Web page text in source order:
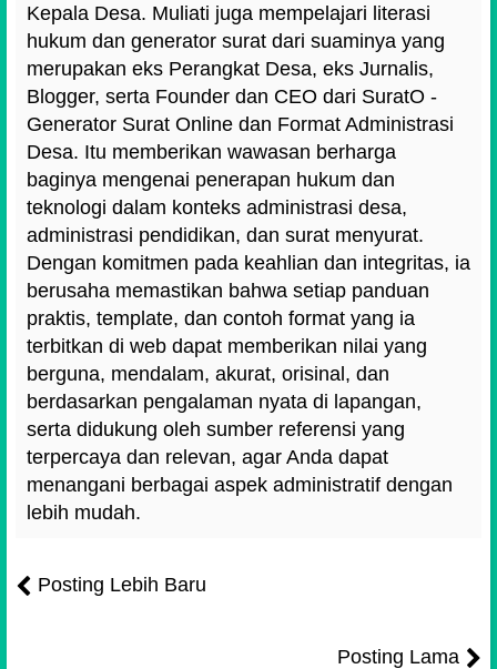
Kepala Desa. Muliati juga mempelajari literasi
hukum dan generator surat dari suaminya yang
merupakan eks Perangkat Desa, eks Jurnalis,
Blogger, serta Founder dan CEO dari SuratO -
Generator Surat Online dan Format Administrasi
Desa. Itu memberikan wawasan berharga
baginya mengenai penerapan hukum dan
teknologi dalam konteks administrasi desa,
administrasi pendidikan, dan surat menyurat.
Dengan komitmen pada keahlian dan integritas, ia
berusaha memastikan bahwa setiap panduan
praktis, template, dan contoh format yang ia
terbitkan di web dapat memberikan nilai yang
berguna, mendalam, akurat, orisinal, dan
berdasarkan pengalaman nyata di lapangan,
serta didukung oleh sumber referensi yang
terpercaya dan relevan, agar Anda dapat
menangani berbagai aspek administratif dengan
lebih mudah.
Posting Lebih Baru
Posting Lama